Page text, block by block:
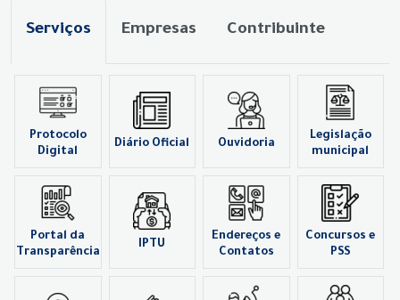
Serviços Empresas Contribuinte
Protocolo
Digital
Diário Oficial Ouvidoria
Legislação
municipal
Portal da
Transparência
IPTU
Endereços e
Contatos
Concursos e
PSS